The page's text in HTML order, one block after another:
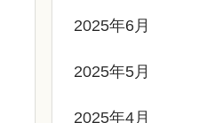
2025年6月
2025年5月
2025年4月